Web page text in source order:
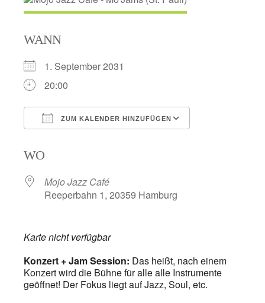
WANN
1. September 2031
20:00
ZUM KALENDER HINZUFÜGEN
WO
Mojo Jazz Café
Reeperbahn 1, 20359 Hamburg
Karte nicht verfügbar
Konzert + Jam Session: Das heißt, nach einem
Konzert wird die Bühne für alle alle Instrumente
geöffnet! Der Fokus liegt auf Jazz, Soul, etc.